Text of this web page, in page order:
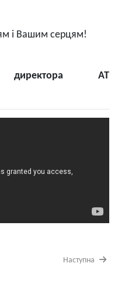
і Вашим серцям!
директора АТ
Наступна